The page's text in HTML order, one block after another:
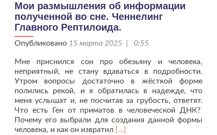
Мои размышления об информации
полученной во сне. Ченнелинг
Главного Рептилоида.
Опубликовано 15 марта 2025 | 0:55
Мне приснился сон про обезьяну и человека,
неприятный, не стану вдаваться в подробности.
Утром вопросы достаточно в жёсткой форме
полились рекой, и я обратилась в надежде, что
меня услышат и, не посчитав за грубость, ответят.
Что есть Ген от приматов в человеческой ДНК?
Почему его выбрали для создания данной формы
человека, и как он извратил Читать
[…]